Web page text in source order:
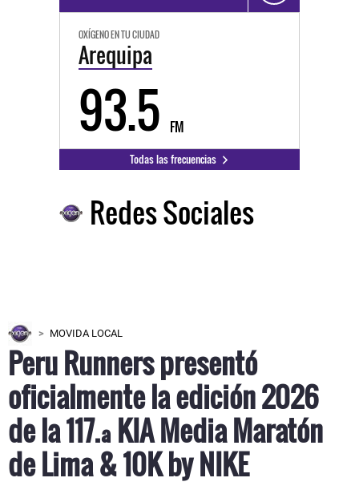
OXÍGENO EN TU CIUDAD
Arequipa
93.5 FM
Todas las frecuencias
Redes Sociales
MOVIDA LOCAL
Peru Runners presentó
oficialmente la edición 2026
de la 117.ª KIA Media Maratón
de Lima & 10K by NIKE